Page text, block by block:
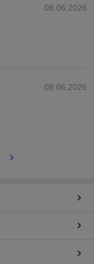
08.06.2026
08.06.2026